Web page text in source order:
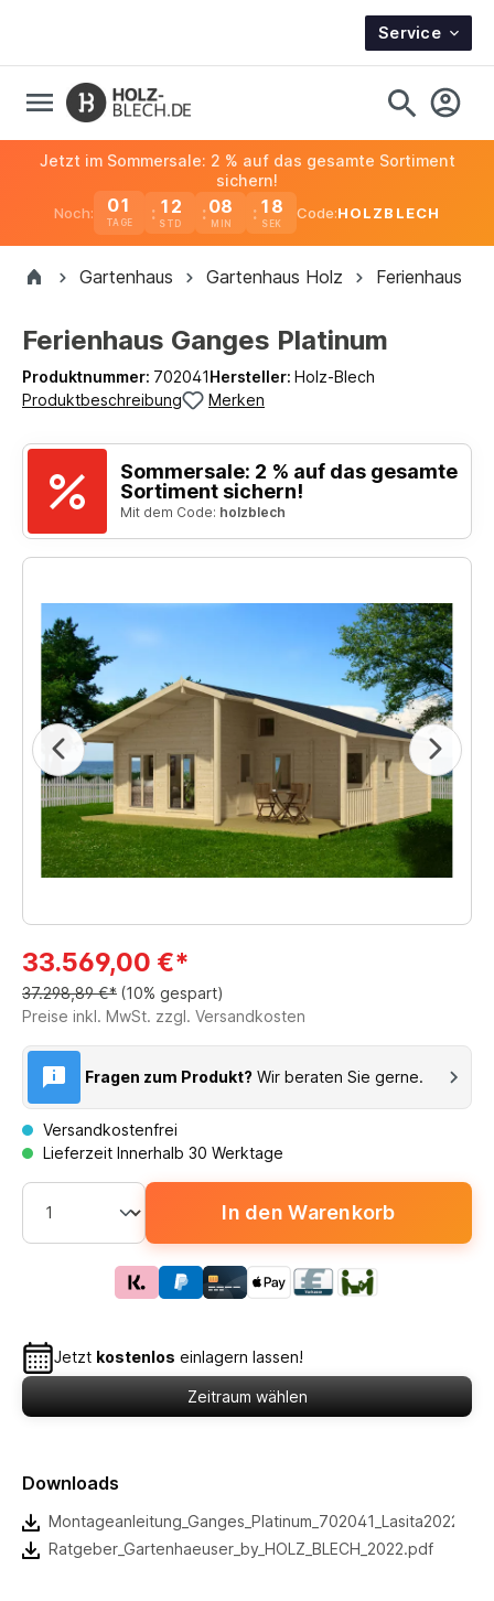
Service
Noch: 01
TAGE
12 08 18
Jetzt im Sommersale: 2 % auf das gesamte Sortiment
sichern!
Code:HOLZBLECH
Gartenhaus Gartenhaus Holz Ferienhaus
Ferienhaus Ganges Platinum
Produktnummer: 702041Hersteller: Holz-Blech
Produktbeschreibung
Merken
Sommersale: 2 % auf das gesamte
Sortiment sichern!
Mit dem Code: holzblech
33.569,00 €*
37.298,89 €* (10% gespart)
Preise inkl. MwSt. zzgl. Versandkosten
Fragen zum Produkt? Wir beraten Sie gerne.
Versandkostenfrei
Lieferzeit Innerhalb 30 Werktage
In den Warenkorb
Jetzt kostenlos einlagern lassen!
Zeitraum wählen
Downloads
Montageanleitung_Ganges_Platinum_702041_Lasita2022.pdf
Ratgeber_Gartenhaeuser_by_HOLZ_BLECH_2022.pdf